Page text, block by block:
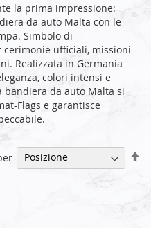
la prima impressione:
da auto Malta con le
Simbolo di
ufficiali, missioni
Realizzata in Germania
colori intensi e
bandiera da auto Malta si
Flags e garantisce